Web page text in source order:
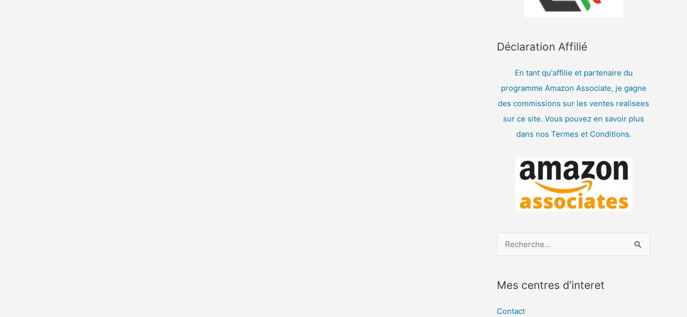
Déclaration Affilié
En tant qu'affilie et partenaire du
programme Amazon Associate, je gagne
des commissions sur les ventes realisees
sur ce site. Vous pouvez en savoir plus
dans nos Termes et Conditions.
e
Mes centres d’interet
Contact